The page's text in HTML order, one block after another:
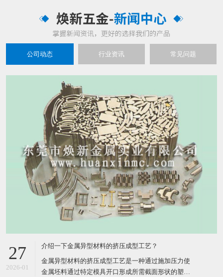
公司动态 行业资讯 常见问题
27
2026-01
介绍一下金属异型材料的挤压成型工艺？
​金属异型材料的挤压成型工艺是一种通过施加压力使
金属坯料通过特定模具开口形成所需截面形状的塑性